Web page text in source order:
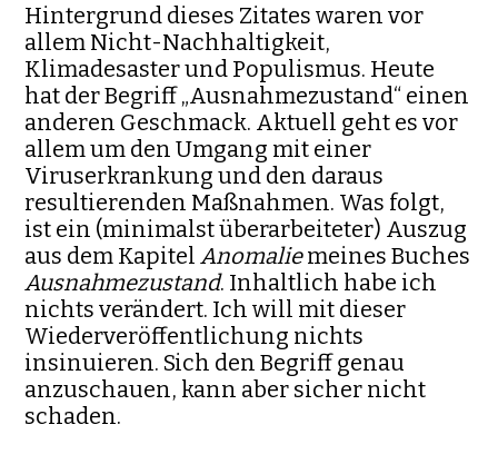
Hintergrund dieses Zitates waren vor
allem Nicht-Nachhaltigkeit,
Klimadesaster und Populismus. Heute
hat der Begriff „Ausnahmezustand“ einen
anderen Geschmack. Aktuell geht es vor
allem um den Umgang mit einer
Viruserkrankung und den daraus
resultierenden Maßnahmen. Was folgt,
ist ein (minimalst überarbeiteter) Auszug
aus dem KapitelAnomaliemeines Buches
Ausnahmezustand. Inhaltlich habe ich
nichts verändert. Ich will mit dieser
Wiederveröffentlichung nichts
insinuieren. Sich den Begriff genau
anzuschauen, kann aber sicher nicht
schaden.